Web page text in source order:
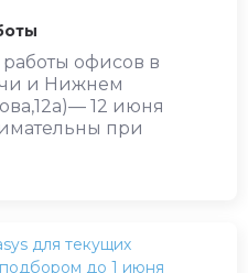
офисов в
и Нижнем
12 июня
при